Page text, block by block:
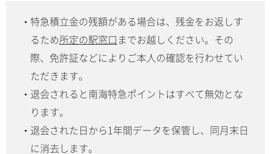
特急積立金の残額がある場合は、残金をお返しす
るため所定の駅窓口 までお越しください。その
際、免許証などによりご本人の確認を行わせてい
ただきます。
退会されると南海特急ポイントはすべて無効とな
ります。
退会された日から1年間データを保管し、同月末日
に消去します。